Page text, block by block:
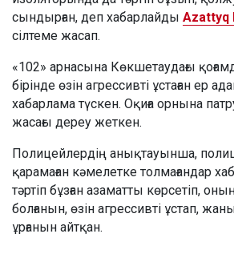
сындырған, деп хабарлайды Azattyq
сілтеме жасап.
«102» арнасына Көкшетаудағы
бірінде өзін агрессивті ұстаған ер
хабарлама түскен. Оқиға орнына
жасағы дереу жеткен.
Полицейлердің анықтауынша,
қарамаған кәмелетке толмағандар
тәртіп бұзған азаматты көрсетіп,
болғанын, өзін агрессивті ұстап,
ұрғанын айтқан.